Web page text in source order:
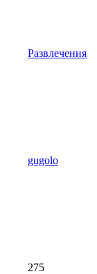
Развлечения
gugolo
275